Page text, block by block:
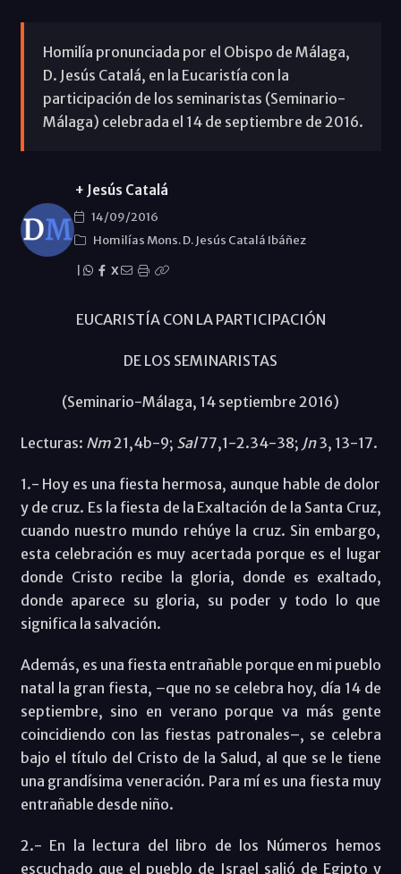
Homilía pronunciada por el Obispo de Málaga,
D. Jesús Catalá, en la Eucaristía con la
participación de los seminaristas (Seminario-
Málaga) celebrada el 14 de septiembre de 2016.
+ Jesús Catalá
14/09/2016
Homilías Mons. D. Jesús Catalá Ibáñez
X
EUCARISTÍA CON LA PARTICIPACIÓN
DE LOS SEMINARISTAS
(Seminario-Málaga, 14 septiembre 2016)
Lecturas: Nm21,4b-9; Sal77,1-2.34-38; Jn3, 13-17.
1.- Hoy es una fiesta hermosa, aunque hable de dolor
y de cruz. Es la fiesta de la Exaltación de la Santa Cruz,
cuando nuestro mundo rehúye la cruz. Sin embargo,
esta celebración es muy acertada porque es el lugar
donde Cristo recibe la gloria, donde es exaltado,
donde aparece su gloria, su poder y todo lo que
significa la salvación.
Además, es una fiesta entrañable porque en mi pueblo
natal la gran fiesta, –que no se celebra hoy, día 14 de
septiembre, sino en verano porque va más gente
coincidiendo con las fiestas patronales–, se celebra
bajo el título del Cristo de la Salud, al que se le tiene
una grandísima veneración. Para mí es una fiesta muy
entrañable desde niño.
2.- En la lectura del libro de los Números hemos
escuchado que el pueblo de Israel salió de Egipto y